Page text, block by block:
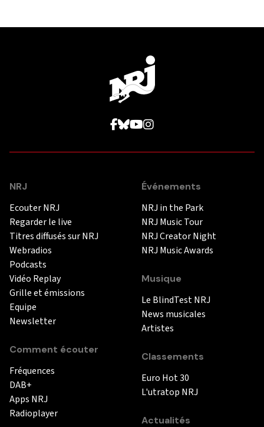
NRJ
Ecouter NRJ
Regarder le live
Titres diffusés sur NRJ
Webradios
Podcasts
Vidéo Replay
Grille et émissions
Equipe
Newsletter
Comment écouter
Fréquences
DAB+
Apps NRJ
Radioplayer
Événements
NRJ in the Park
NRJ Music Tour
NRJ Creator Night
NRJ Music Awards
Musique
Le BlindTest NRJ
News musicales
Artistes
Classements
Euro Hot 30
L'utratop NRJ
Actualités